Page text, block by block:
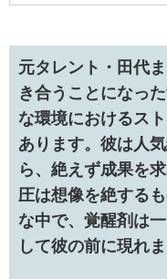
元タレント・田代
き合うことになっ
な環境におけるス
あります。彼は人
ら、絶えず成果を
圧は想像を絶する
な中で、覚醒剤は
して彼の前に現れま